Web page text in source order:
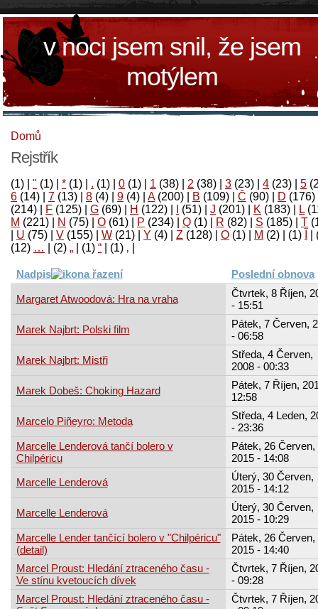
v noci jsem snil, že jsem
motýlem
Domů
Rejstřík
(1) " (1) * (1) . (1) 0 (1) 1 (38) 2 (38) 3 (23) 4 (23) 5
6 (14) 7 (13) 8 (4) 9 (4) A(200) B (109) Č (90) D (176)
(214)
F (125) G (69) H (122) (51) J (201) K (183) L
M (221) N (75) O (61) P (234) Q (1) R (82) S (185) T
U (75) V (155) W (21) Y (4) Z (128) Ο (1) М (2)
(1)
‚
(1)
“
(1)
„
(2)
…
(12)
Nadpis Poslední obnova
Margaret Atwoodová: Hra na vraha
Čtvrtek, 8 Říjen,
- 15:51
Marek Najbrt: Polski film
Pátek, 7 Červen,
- 06:58
Marek Najbrt: Mistři
Středa, 4 Červen,
2008 - 00:33
Marek Dobeš: Choking Hazard
Pátek, 7 Říjen,
12:58
Marcelo Piñeyro: Metoda
Středa, 4 Leden,
- 23:36
Marcelle Lenderová tančí bolero v
Chilpéricu
Pátek, 26 Červen,
2015 - 14:08
Marcelle Lenderová
Úterý, 30 Červen,
2015 - 14:12
Marcelle Lenderová
Úterý, 30 Červen,
2015 - 10:29
Marcelle Lender tančící bolero v "Chilpéricu"
(detail)
Pátek, 26 Červen,
2015 - 14:40
Marcel Proust: Hledání ztraceného času -
Ve stínu kvetoucích dívek
Čtvrtek, 7 Říjen,
- 09:28
Marcel Proust: Hledání ztraceného času -
Čtvrtek, 7 Říjen,